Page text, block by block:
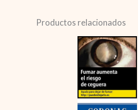
Productos relacionados
Coronas
Classic
cantidad